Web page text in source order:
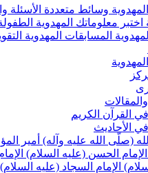
متعددةالأسئلة والأجوبة
المهدويةالطفولة المهدوية
المهدويةالتقويم المهدوي
وآله) أمير المؤمنين (عليه
السلام) الإمام الحسين
(عليه السلام) الإمام الباقر